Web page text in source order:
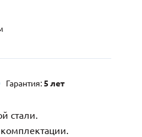
Гарантия:5 лет
стали.